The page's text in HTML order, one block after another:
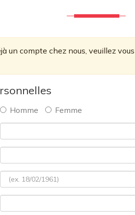
un compte chez nous, veuillez
Homme Femme